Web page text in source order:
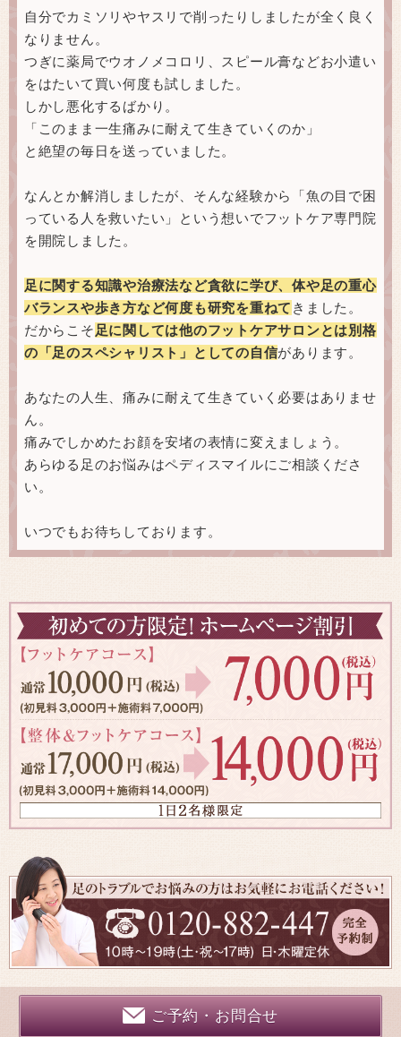
自分でカミソリやヤスリで削ったりしましたが全く良く
なりません。
つぎに薬局でウオノメコロリ、スピール膏などお小遣い
をはたいて買い何度も試しました。
しかし悪化するばかり。
「このまま一生痛みに耐えて生きていくのか」
と絶望の毎日を送っていました。
なんとか解消しましたが、そんな経験から「魚の目で困
っている人を救いたい」という想いでフットケア専門院
を開院しました。
足に関する知識や治療法など貪欲に学び、体や足の重心
バランスや歩き方など何度も研究を重ねて きました。
だからこそ 足に関しては他のフットケアサロンとは別格
の「足のスペシャリスト」としての自信があります。
あなたの人生、痛みに耐えて生きていく必要はありませ
ん。
痛みでしかめたお顔を安堵の表情に変えましょう。
あらゆる足のお悩みはペディスマイルにご相談くださ
い。
いつでもお待ちしております。
ご予約・お問合せ